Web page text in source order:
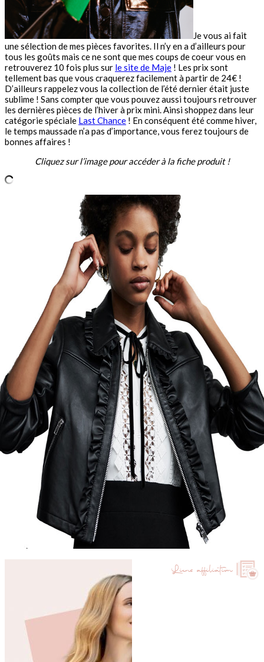
Je vous ai fait
une sélection de mes pièces favorites. Il n’y en a d’ailleurs pour
tous les goûts mais ce ne sont que mes coups de coeur vous en
retrouverez 10 fois plus sur le site de Maje ! Les prix sont
tellement bas que vous craquerez facilement à partir de 24€ !
D’ailleurs rappelez vous la collection de l’été dernier était juste
sublime ! Sans compter que vous pouvez aussi toujours retrouver
les dernières pièces de l’hiver à prix mini. Ainsi shoppez dans leur
catégorie spéciale Last Chance ! En conséquent été comme hiver,
le temps maussade n’a pas d’importance, vous ferez toujours de
bonnes affaires !
Cliquez sur l’image pour accéder à la fiche produit !
Liens affiliation